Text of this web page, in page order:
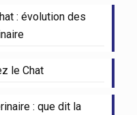
: évolution des
le Chat
: que dit la